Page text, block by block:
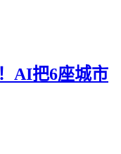
AI把6座城市